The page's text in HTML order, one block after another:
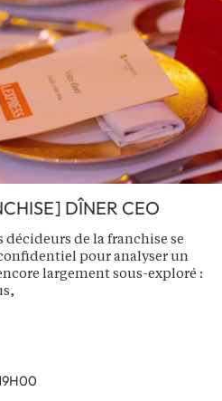
DÎNER CEO
décideurs de la franchise se
pour analyser un
largement sous-exploré :